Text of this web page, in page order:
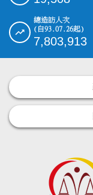
總造訪人次
(自93.07.26起)
7,803,913